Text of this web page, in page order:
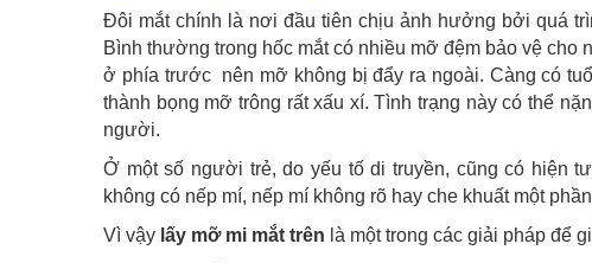
Đôi mắt chính là nơi đầu tiên chịu ảnh hưởng bởi quá
Bình thường trong hốc mắt có nhiều mỡ đệm bảo vệ cho
ở phía trước nên mỡ không bị đẩy ra ngoài. Càng có
thành bọng mỡ trông rất xấu xí. Tình trạng này có thể
người.
Ở một số người trẻ, do yếu tố di truyền, cũng có hiện
không có nếp mí, nếp mí không rõ hay che khuất một
Vì vậy lấy mỡ mi mắt trên là một trong các giải pháp để